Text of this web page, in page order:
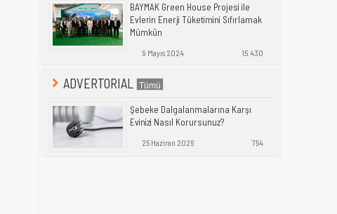
BAYMAK Green House Projesi ile
Evlerin Enerji Tüketimini Sıfırlamak
Mümkün
9 Mayıs 2024 15.430
ADVERTORIAL
Şebeke Dalgalanmalarına Karşı
Evinizi Nasıl Korursunuz?
25 Haziran 2026 754